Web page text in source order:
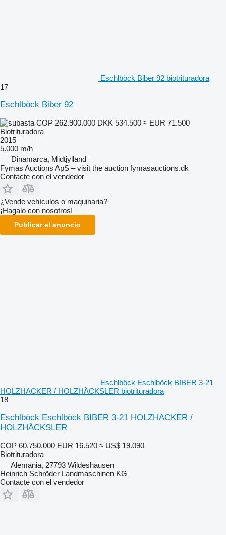
Eschlböck Biber 92 biotrituradora
17
Eschlböck Biber 92
COP 262.900.000 DKK 534.500 ≈ EUR 71.500
Biotrituradora
2015
5.000 m/h
Dinamarca, Midtjylland
Fymas Auctions ApS – visit the auction fymasauctions.dk
Contacte con el vendedor
¿Vende vehículos o maquinaria?
¡Hagalo con nosotros!
Publicar el anuncio
Eschlböck Eschlböck BIBER 3-21
HOLZHACKER / HOLZHÄCKSLER biotrituradora
18
Eschlböck Eschlböck BIBER 3-21 HOLZHACKER /
HOLZHÄCKSLER
COP 60.750.000 EUR 16.520 ≈ US$ 19.090
Biotrituradora
Alemania, 27793 Wildeshausen
Heinrich Schröder Landmaschinen KG
Contacte con el vendedor